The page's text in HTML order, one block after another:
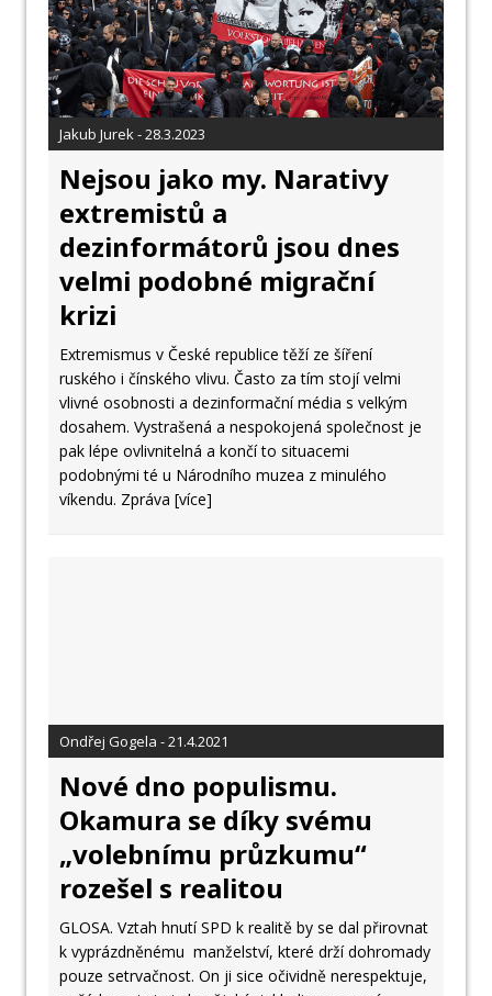
Jakub Jurek - 28.3.2023
Nejsou jako my. Narativy
extremistů a
dezinformátorů jsou dnes
velmi podobné migrační
krizi
Extremismus v České republice těží ze šíření
ruského i čínského vlivu. Často za tím stojí velmi
vlivné osobnosti a dezinformační média s velkým
dosahem. Vystrašená a nespokojená společnost je
pak lépe ovlivnitelná a končí to situacemi
podobnými té u Národního muzea z minulého
víkendu. Zpráva [více]
Ondřej Gogela - 21.4.2021
Nové dno populismu.
Okamura se díky svému
„volebnímu průzkumu“
rozešel s realitou
GLOSA. Vztah hnutí SPD k realitě by se dal přirovnat
k vyprázdněnému manželství, které drží dohromady
pouze setrvačnost. On ji sice očividně nerespektuje,